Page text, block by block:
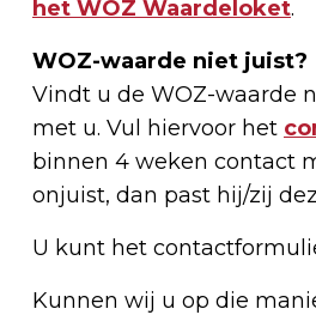
het WOZ Waardeloket.
WOZ-waarde niet juist?
Vindt u de WOZ-waarde
met u. Vul hiervoor het
binnen 4 weken contact
onjuist, dan past hij/zij
U kunt het
Kunnen wij u op die